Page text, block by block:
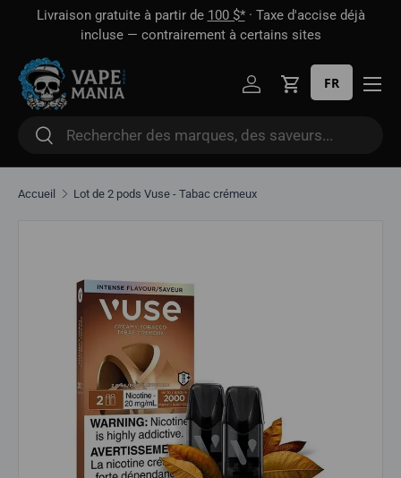
Aller directement au contenu
Livraison gratuite à partir de 100 $*· Taxe d'accise déjà
incluse — contrairement à certains sites
Rechercher
Rechercher
Se connecter
Panier
FR
Accueil Lot de 2 pods Vuse - Tabac crémeux